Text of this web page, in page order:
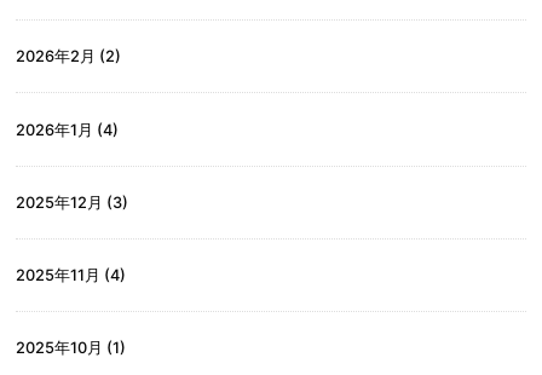
2026年2月 (2)
2026年1月 (4)
2025年12月 (3)
2025年11月 (4)
2025年10月 (1)